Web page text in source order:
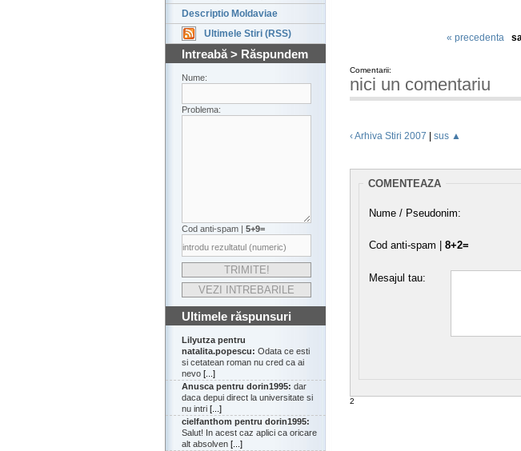
Descriptio Moldaviae
Ultimele Stiri (RSS)
Intreabă > Răspundem
Nume:
Problema:
Cod anti-spam | 5+9=
Ultimele răspunsuri
Lilyutza pentru
natalita.popescu: Odata ce esti
si cetatean roman nu cred ca ai
nevo [...]
Anusca pentru dorin1995: dar
daca depui direct la universitate si
nu intri [...]
cielfanthom pentru dorin1995:
Salut! In acest caz aplici ca oricare
alt absolven [...]
« precedenta
Comentarii:
nici un comentariu
‹ Arhiva Stiri 2007 sus ▲
COMENTEAZA
Nume / Pseudonim:
Cod anti-spam | 8+2=
Mesajul tau:
2